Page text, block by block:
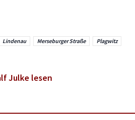
Lindenau Merseburger Straße
Plagwitz
Julke lesen